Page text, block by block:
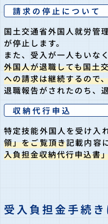
請求の停止について
国土交通省外国人就労管
が停止します。
また、受入が一人もいな
外国人が退職しても国土
への請求は継続するので
退職報告がされたのち、
収納代行申込
特定技能外国人を受け入
領」をご覧頂き記載内容
入負担金収納代行申込書
受入負担金手続き